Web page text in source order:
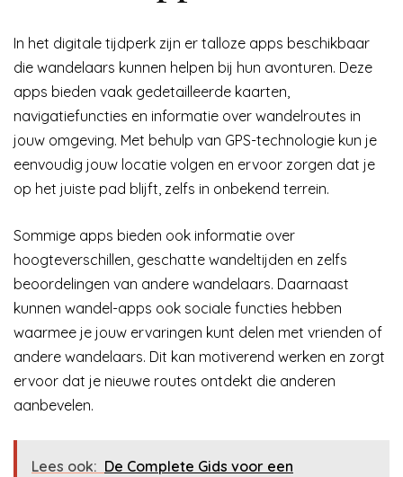
In het digitale tijdperk zijn er talloze apps beschikbaar
die wandelaars kunnen helpen bij hun avonturen. Deze
apps bieden vaak gedetailleerde kaarten,
navigatiefuncties en informatie over wandelroutes in
jouw omgeving. Met behulp van GPS-technologie kun je
eenvoudig jouw locatie volgen en ervoor zorgen dat je
op het juiste pad blijft, zelfs in onbekend terrein.
Sommige apps bieden ook informatie over
hoogteverschillen, geschatte wandeltijden en zelfs
beoordelingen van andere wandelaars. Daarnaast
kunnen wandel-apps ook sociale functies hebben
waarmee je jouw ervaringen kunt delen met vrienden of
andere wandelaars. Dit kan motiverend werken en zorgt
ervoor dat je nieuwe routes ontdekt die anderen
aanbevelen.
Lees ook: De Complete Gids voor een